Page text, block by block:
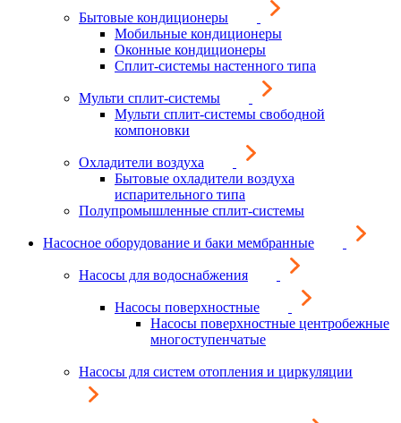
Бытовые кондиционеры
Мобильные кондиционеры
Оконные кондиционеры
Сплит-системы настенного типа
Мульти сплит-системы
Мульти сплит-системы свободной
компоновки
Охладители воздуха
Бытовые охладители воздуха
испарительного типа
Полупромышленные сплит-системы
Насосное оборудование и баки мембранные
Насосы для водоснабжения
Насосы поверхностные
Насосы поверхностные центробежные
многоступенчатые
Насосы для систем отопления и циркуляции